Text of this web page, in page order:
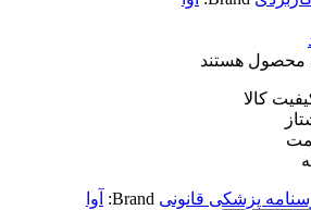
محصول هستند
کالا
پزشکی قانونی Brand:
آوا